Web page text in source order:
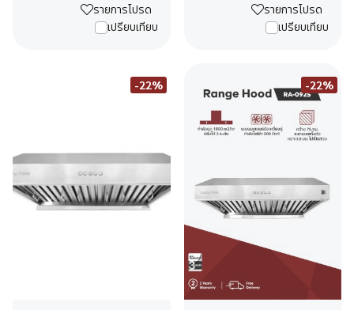
รายการโปรด
เปรียบเทียบ
รายการโปรด
เปรียบเทียบ
-22% -22%